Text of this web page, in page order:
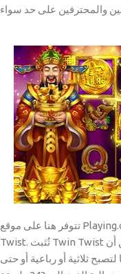
تتوفر هنا على موقع Playing.com نسخة تجريبية مجانية من لعبة Twin
Twist. تُثبت Twin Twist أنك لا ترغب في تجربة إثارة فائقة. يمكن أن
ثلاثية أو رباعية أو حتى